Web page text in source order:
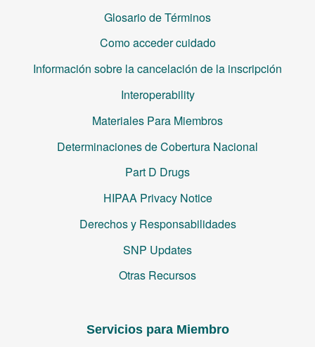
Glosario de Términos
Como acceder cuidado
Información sobre la cancelación de la inscripción
Interoperability
Materiales Para Miembros
Determinaciones de Cobertura Nacional
Part D Drugs
HIPAA Privacy Notice
Derechos y Responsabilidades
SNP Updates
Otras Recursos
Servicios para Miembro